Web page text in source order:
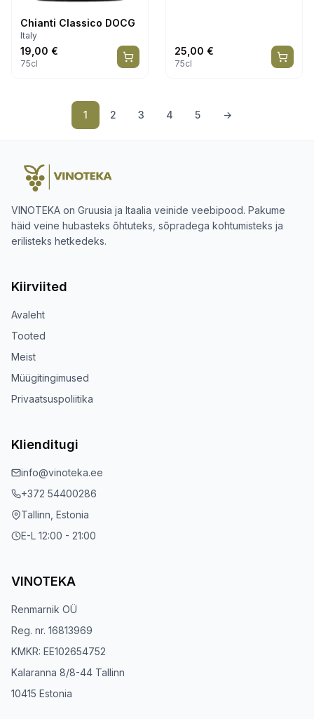
Chianti Classico DOCG
Italy
19,00 €
75cl
25,00 €
75cl
1 2 3 4 5 →
VINOTEKA on Gruusia ja Itaalia veinide veebipood. Pakume
häid veine hubasteks õhtuteks, sõpradega kohtumisteks ja
erilisteks hetkedeks.
Kiirviited
Avaleht
Tooted
Meist
Müügitingimused
Privaatsuspoliitika
Klienditugi
info@vinoteka.ee
+372 54400286
Tallinn, Estonia
E-L 12:00 - 21:00
VINOTEKA
Renmarnik OÜ
Reg. nr. 16813969
KMKR: EE102654752
Kalaranna 8/8-44 Tallinn
10415 Estonia